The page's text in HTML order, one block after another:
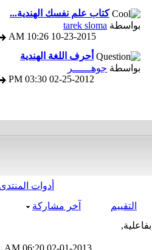
كتاب علم نفسك الهندية...
بواسطةtarek sloma
10-23-2015
10:26 AM
أحرف اللغة الهندية
بواسطةجوهــــــر
02-25-2012
03:30 PM
أدوات المنتدى
التقييم
آخر مشاركة
02-01-2013
06:20 AM